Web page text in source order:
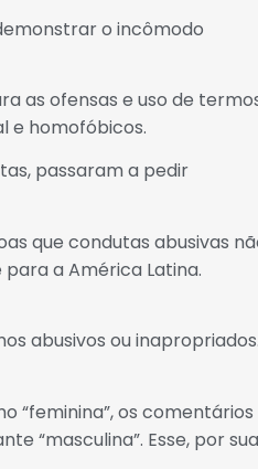
o incômodo
as ofensas e uso de
e homofóbicos.
passaram a pedir
que condutas abusivas
a América Latina.
abusivos ou inapropriados.
“feminina”, os comentários
“masculina”. Esse, por sua